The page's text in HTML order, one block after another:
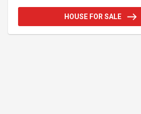
salle d'eau et une salle de lavage
répond parfaitement aux besoins
HOUSE FOR SALE